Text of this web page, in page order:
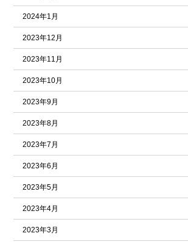
2024年1月
2023年12月
2023年11月
2023年10月
2023年9月
2023年8月
2023年7月
2023年6月
2023年5月
2023年4月
2023年3月